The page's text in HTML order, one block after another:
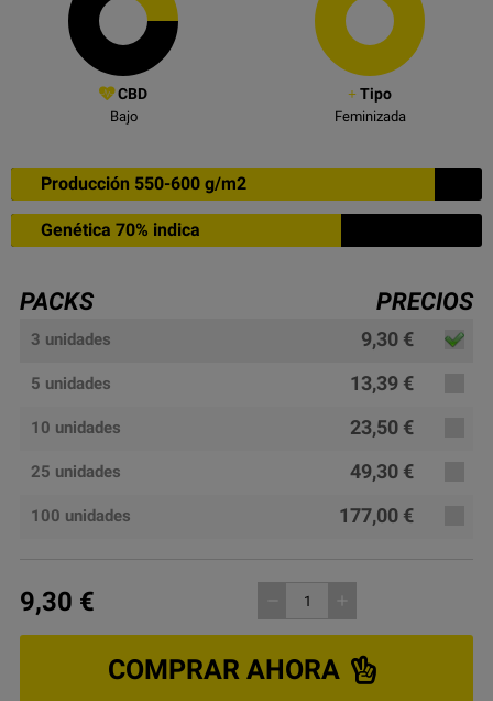
CBD
Bajo
Tipo
Feminizada
Producción 550-600 g/m2
Genética 70% indica
PACKS PRECIOS
3 unidades 9,30 €
5 unidades 13,39 €
10 unidades 23,50 €
25 unidades 49,30 €
100 unidades 177,00 €
9,30 € add
COMPRAR AHORA